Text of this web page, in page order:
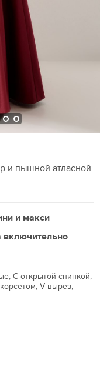
и пышной атласной
и макси
включительно
С открытой спинкой,
V вырез,